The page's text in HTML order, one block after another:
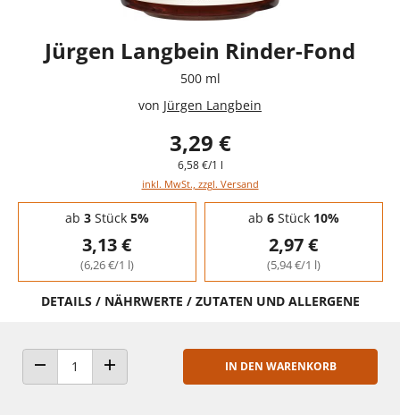
Jürgen Langbein Rinder-Fond
500 ml
von Jürgen Langbein
3,29 €
6,58 €/1 l
inkl. MwSt., zzgl. Versand
Staffelpreise - Mengenrabatt
ab 3Stück 5%
3,13 €
(6,26 €/1 l)
ab 6Stück 10%
2,97 €
(5,94 €/1 l)
DETAILS / NÄHRWERTE / ZUTATEN UND ALLERGENE
ANZAHL VERRINGERNANZAHL ERHÖHEN
IN DEN WARENKORB